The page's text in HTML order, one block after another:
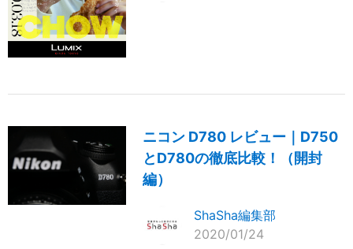
ニコン D780 レビュー｜D750
とD780の徹底比較！（開封
編）
ShaSha編集部
2020/01/24